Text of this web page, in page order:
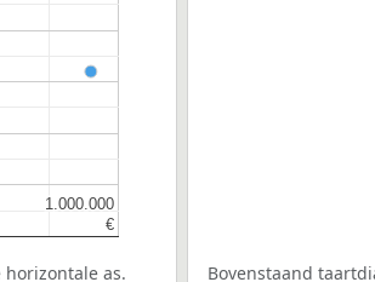
€
€
1.000.000
1.000.000
as.
Bovenstaand